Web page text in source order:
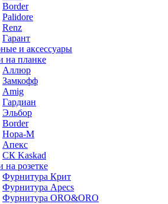
Border
Palidore
Renz
Гарант
и аксессуары
на планке
Аллюр
Замкофф
Amig
Гардиан
Эльбор
Border
Нора-М
Апекс
CК Kaskad
на розетке
Фурнитура Крит
Фурнитура Apecs
Фурнитура ORO&ORO